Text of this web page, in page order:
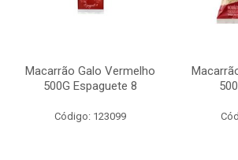
Macarrão Galo Vermelho
500G Espaguete 8
Código: 123099